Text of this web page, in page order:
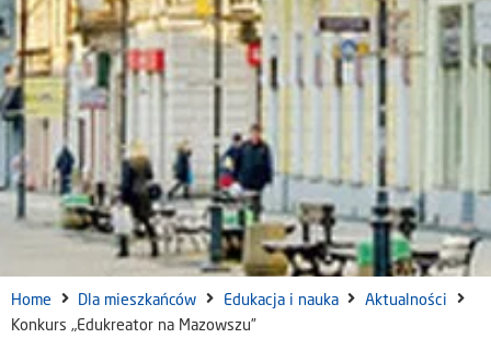
Home Dla mieszkańców Edukacja i nauka
Aktualności
Konkurs „Edukreator na Mazowszu”